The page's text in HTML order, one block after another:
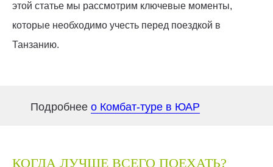
этой статье мы рассмотрим ключевые моменты,
которые необходимо учесть перед поездкой в
Танзанию.
Подробнее о Комбат-туре в ЮАР
КОГДА ЛУЧШЕ ВСЕГО ПОЕХАТЬ?